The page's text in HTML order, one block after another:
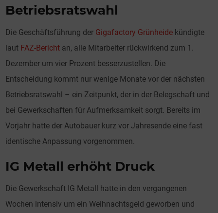
Betriebsratswahl
Die Geschäftsführung der Gigafactory Grünheide kündigte
laut FAZ-Bericht an, alle Mitarbeiter rückwirkend zum 1.
Dezember um vier Prozent besserzustellen. Die
Entscheidung kommt nur wenige Monate vor der nächsten
Betriebsratswahl – ein Zeitpunkt, der in der Belegschaft und
bei Gewerkschaften für Aufmerksamkeit sorgt. Bereits im
Vorjahr hatte der Autobauer kurz vor Jahresende eine fast
identische Anpassung vorgenommen.
IG Metall erhöht Druck
Die Gewerkschaft IG Metall hatte in den vergangenen
Wochen intensiv um ein Weihnachtsgeld geworben und